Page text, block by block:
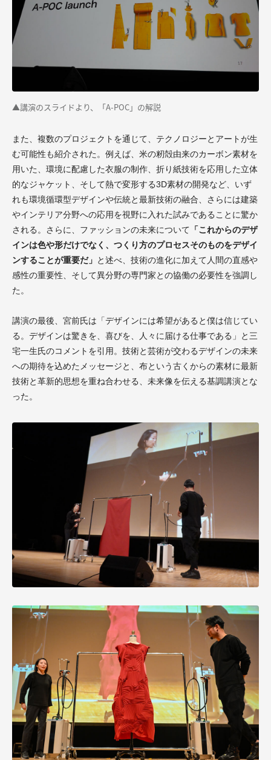
▲講演のスライドより、「A-POC」の解説
また、複数のプロジェクトを通じて、テクノロジーとアートが生
む可能性も紹介された。例えば、米の籾殻由来のカーボン素材を
用いた、環境に配慮した衣服の制作、折り紙技術を応用した立体
的なジャケット、そして熱で変形する3D素材の開発など、いず
れも環境循環型デザインや伝統と最新技術の融合、さらには建築
やインテリア分野への応用を視野に入れた試みであることに驚か
される。さらに、ファッションの未来について 「これからのデザ
インは色や形だけでなく、つくり方のプロセスそのものをデザイ
ンすることが重要だ」 と述べ、技術の進化に加えて人間の直感や
感性の重要性、そして異分野の専門家との協働の必要性を強調し
た。
講演の最後、宮前氏は「デザインには希望があると僕は信じてい
る。デザインは驚きを、喜びを、人々に届ける仕事である」と三
宅一生氏のコメントを引用。技術と芸術が交わるデザインの未来
への期待を込めたメッセージと、布という古くからの素材に最新
技術と革新的思想を重ね合わせる、未来像を伝える基調講演とな
った。